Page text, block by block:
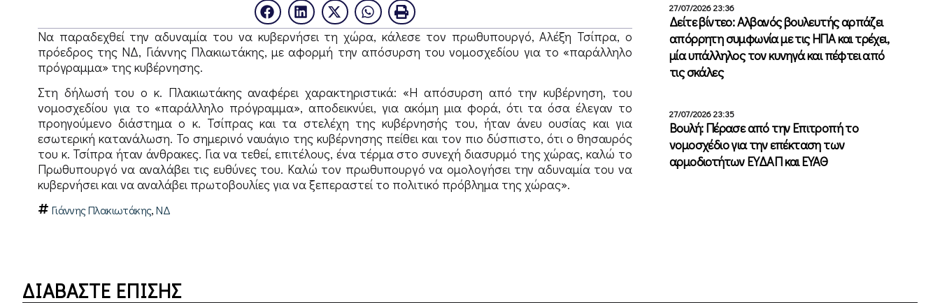
Να παραδεχθεί την αδυναμία του να κυβερνήσει τη χώρα, κάλεσε τον πρωθυπουργό, Αλέξη Τσίπρα, ο
πρόεδρος της ΝΔ, Γιάννης Πλακιωτάκης, με αφορμή την απόσυρση του νομοσχεδίου για το «παράλληλο
πρόγραμμα» της κυβέρνησης.
Στη δήλωσή του ο κ. Πλακιωτάκης αναφέρει χαρακτηριστικά: «Η απόσυρση από την κυβέρνηση, του
νομοσχεδίου για το «παράλληλο πρόγραμμα», αποδεικνύει, για ακόμη μια φορά, ότι τα όσα έλεγαν το
προηγούμενο διάστημα ο κ. Τσίπρας και τα στελέχη της κυβέρνησής του, ήταν άνευ ουσίας και για
εσωτερική κατανάλωση. Το σημερινό ναυάγιο της κυβέρνησης πείθει και τον πιο δύσπιστο, ότι ο θησαυρός
του κ. Τσίπρα ήταν άνθρακες. Για να τεθεί, επιτέλους, ένα τέρμα στο συνεχή διασυρμό της χώρας, καλώ το
Πρωθυπουργό να αναλάβει τις ευθύνες του. Καλώ τον πρωθυπουργό να ομολογήσει την αδυναμία του να
κυβερνήσει και να αναλάβει πρωτοβουλίες για να ξεπεραστεί το πολιτικό πρόβλημα της χώρας».
Γιάννης Πλακιωτάκης,ΝΔ
27/07/2026 23:36
Δείτε βίντεο: Αλβανός βουλευτής αρπάζει
απόρρητη συμφωνία με τις ΗΠΑ και τρέχει,
μία υπάλληλος τον κυνηγά και πέφτει από
τις σκάλες
27/07/2026 23:35
Βουλή: Πέρασε από την Επιτροπή το
νομοσχέδιο για την επέκταση των
αρμοδιοτήτων ΕΥΔΑΠ και ΕΥΑΘ
ΔΙΑΒΑΣΤΕ ΕΠΙΣΗΣ